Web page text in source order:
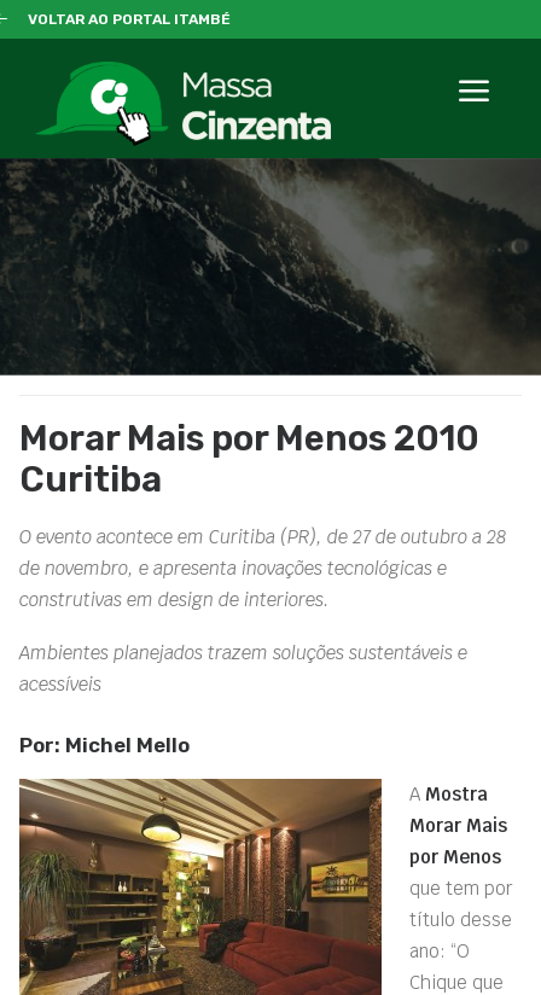
VOLTAR AO PORTAL ITAMBÉ
Morar Mais por Menos 2010
Curitiba
O evento acontece em Curitiba (PR), de 27 de outubro a 28
de novembro, e apresenta inovações tecnológicas e
construtivas em design de interiores.
Ambientes planejados trazem soluções sustentáveis e
acessíveis
Por: Michel Mello
A Mostra
Morar Mais
por Menos
que tem por
título desse
ano: “O
Chique que